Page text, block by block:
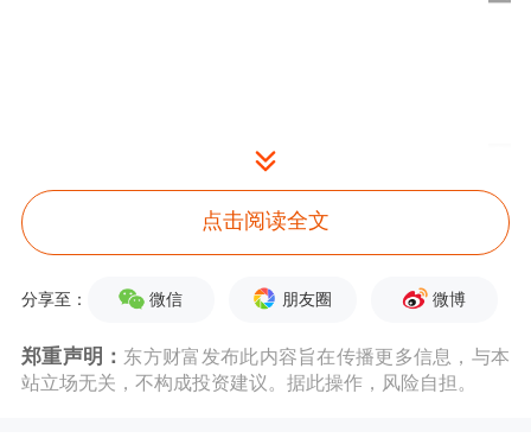
大型科技股多数下跌，微软、奈飞 、
点击阅读全文
分享至： 微信 朋友圈 微博
郑重声明： 东方财富发布此内容旨在传播更多信息，与本
站立场无关，不构成投资建议。据此操作，风险自担。